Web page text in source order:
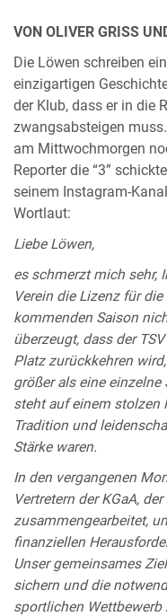
VON OLIVER GRISS
Die Löwen schreiben
einzigartigen
der Klub, dass er in die
zwangsabsteigen
am Mittwochmorgen
Reporter die “3”
seinem Instagram-
Wortlaut:
Liebe Löwen,
es schmerzt mich sehr,
Verein die Lizenz für
kommenden Saison
überzeugt, dass der
Platz zurückkehren
größer als eine einzelne
steht auf einem stolzen
Tradition und
Stärke waren.
In den vergangenen
Vertretern der KGaA,
zusammengearbeitet,
finanziellen
Unser gemeinsames
sichern und die
sportlichen Wettbewerb